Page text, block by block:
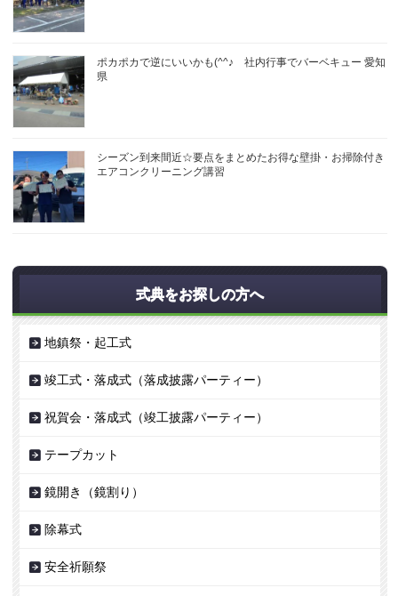
ポカポカで逆にいいかも(^^♪ 社内行事でバーベキュー 愛知
県
シーズン到来間近☆要点をまとめたお得な壁掛・お掃除付き
エアコンクリーニング講習
式典をお探しの方へ
地鎮祭・起工式
竣工式・落成式（落成披露パーティー）
祝賀会・落成式（竣工披露パーティー）
テープカット
鏡開き（鏡割り）
除幕式
安全祈願祭